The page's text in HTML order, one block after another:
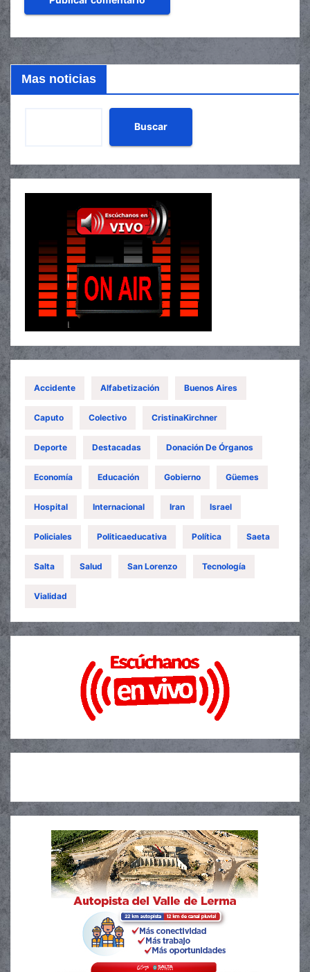
Mas noticias
Buscar
Accidente Alfabetización Buenos Aires
Caputo Colectivo CristinaKirchner
Deporte Destacadas Donación De Órganos
Economía Educación Gobierno Güemes
Hospital Internacional Iran Israel
Policiales Politicaeducativa Política Saeta
Salta Salud San Lorenzo Tecnología
Vialidad